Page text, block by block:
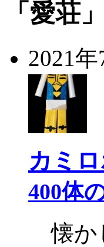
「愛荘
2021年
カミロ
400体
懐か